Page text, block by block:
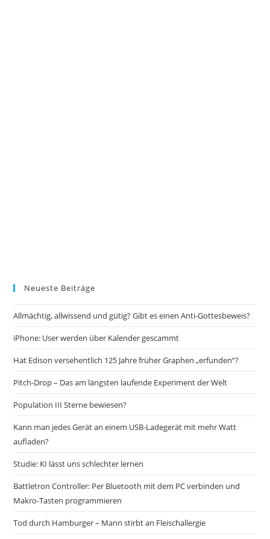
Neueste Beiträge
Allmächtig, allwissend und gütig? Gibt es einen Anti-Gottesbeweis?
iPhone: User werden über Kalender gescammt
Hat Edison versehentlich 125 Jahre früher Graphen „erfunden“?
Pitch-Drop – Das am längsten laufende Experiment der Welt
Population III Sterne bewiesen?
Kann man jedes Gerät an einem USB-Ladegerät mit mehr Watt
aufladen?
Studie: KI lässt uns schlechter lernen
Battletron Controller: Per Bluetooth mit dem PC verbinden und
Makro-Tasten programmieren
Tod durch Hamburger – Mann stirbt an Fleischallergie